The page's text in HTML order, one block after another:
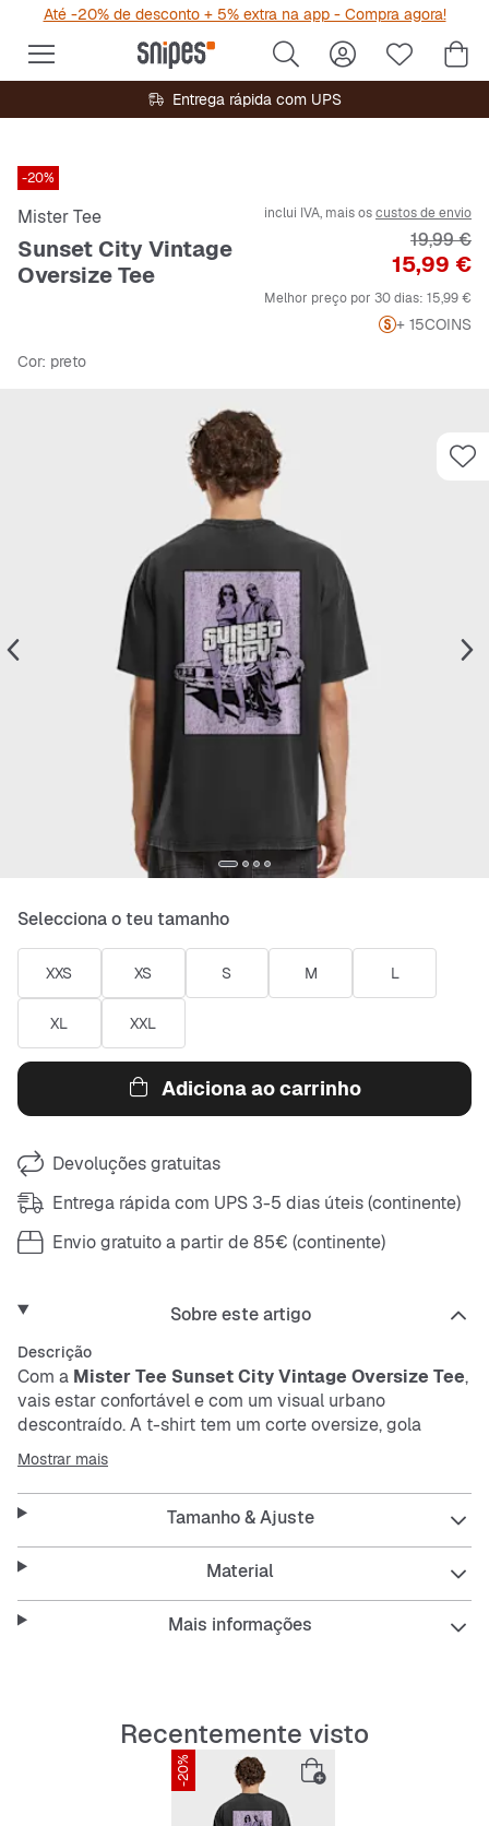
Até -20% de desconto + 5% extra na app - Compra agora!
Entrega rápida com UPS
-20%
Mister Tee
Sunset City Vintage
Oversize Tee
inclui IVA, mais oscustos de envio
Preço
15,99 €
Preço
19,99 €
Melhor preço por 30 dias: 15,99 €
+ 15COINS
Cor: preto
Selecciona o teu tamanho
XXS XS S M L
XL XXL
Adiciona ao carrinho
Devoluções gratuitas
Entrega rápida com UPS 3-5 dias úteis (continente)
Envio gratuito a partir de 85€ (continente)
Sobre este artigo
Descrição
Com a Mister Tee Sunset City Vintage Oversize Tee,
vais estar confortável e com um visual urbano
descontraído. A t-shirt tem um corte oversize, gola
redonda e mangas curtas. O print fixe nas costas
destaca-te na multidão. É respirável e fácil de cuidar –
ideal para o teu dia a dia.
Características:
Mangas curtas
Respirável e resistente
Mostrar mais
Tamanho & Ajuste
Material
Mais informações
Recentemente visto
-20%